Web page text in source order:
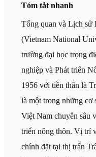
Tóm tắt nhanh
Tổng quan và Lịch sử
(Vietnam National
trường đại học trọng
nghiệp và Phát triển
1956 với tiền thân là
là một trong những cơ
Việt Nam chuyên sâu
triển nông thôn. Vị trí
chính đặt tại thị trấn